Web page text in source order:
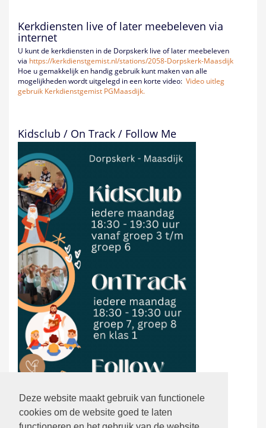
Deze website maakt gebruik van functionele
cookies om de website goed te laten
Kerkdiensten live of later meebeleven via
internet
U kunt de kerkdiensten in de Dorpskerk live of later meebeleven
via https://kerkdienstgemist.nl/stations/2058-Dorpskerk-Maasdijk
Hoe u gemakkelijk en handig gebruik kunt maken van alle
mogelijkheden wordt uitgelegd in een korte video: Video uitleg
gebruik Kerkdienstgemist PGMaasdijk.
Kidsclub / On Track / Follow Me